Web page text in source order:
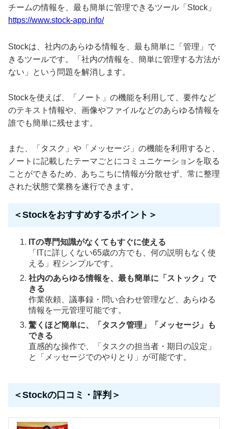
チームの情報を、最も簡単に管理できるツール「Stock」
https://www.stock-app.info/
Stockは、社内のあらゆる情報を、最も簡単に「管理」で
きるツールです。「社内の情報を、簡単に管理する方法が
ない」という問題を解消します。
Stockを使えば、「ノート」の機能を利用して、要件など
のテキスト情報や、画像やファイルなどのあらゆる情報を
誰でも簡単に残せます。
また、「タスク」や「メッセージ」の機能を利用すると、
ノートに記載したテーマごとにコミュニケーションを取る
ことができるため、あちこちに情報が分散せず、常に整理
された状態で業務を遂行できます。
＜Stockをおすすめするポイント＞
ITの専門知識がなくてもすぐに使える
「ITに詳しくない65歳の方でも、何の説明もなく使
える」程シンプルです。
社内のあらゆる情報を、最も簡単に「ストック」で
きる
作業依頼、議事録・問い合わせ管理など、あらゆる
情報を一元管理可能です。
驚くほど簡単に、「タスク管理」「メッセージ」も
できる
直感的な操作で、「タスクの担当者・期日の設定」
と「メッセージでのやりとり」が可能です。
＜Stockの口コミ・評判＞